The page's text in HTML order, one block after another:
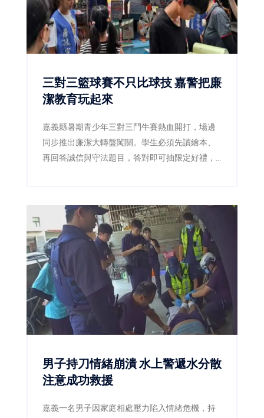
三對三籃球賽不只比球技 嘉警把廉
潔教育玩起來
嘉義縣暑期青少年三對三鬥牛賽熱血開打，場邊
同步推出廉潔大轉盤闖關。學生必須先讀繪本、
再回答誠信與守法題目，答對即可抽限定好禮，
男子持刀情緒崩潰 水上警遞水分散
注意成功救援
嘉義一名男子因家庭相處壓力陷入情緒危機，持